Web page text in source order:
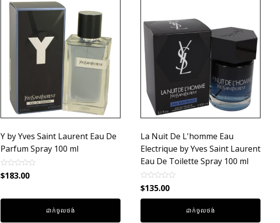
Y by Yves Saint Laurent Eau De
Parfum Spray 100 ml
Rated
0
5
$183.00
ដាក់ចូលថង់
La Nuit De L'homme Eau
Electrique by Yves Saint Laurent
Eau De Toilette Spray 100 ml
Rated
0
out
$135.00
ដាក់ចូលថង់